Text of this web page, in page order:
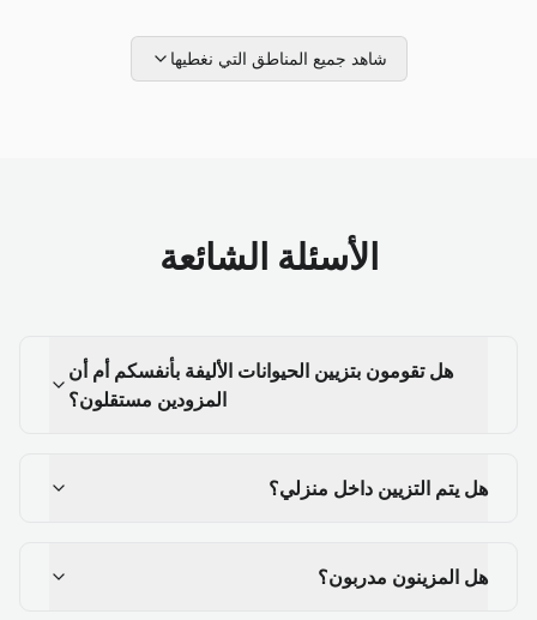
شاهد جميع المناطق التي نغطيها
الأسئلة الشائعة
هل تقومون بتزيين الحيوانات الأليفة بأنفسكم أم أن
المزودين مستقلون؟
هل يتم التزيين داخل منزلي؟
هل المزينون مدربون؟